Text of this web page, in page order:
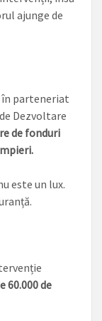
ajunge de
în parteneriat
Dezvoltare
de fonduri
este un lux.
60.000 de